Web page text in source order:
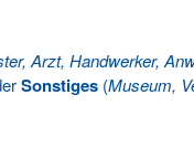
Arzt, Handwerker,
Sonstiges (Museum,